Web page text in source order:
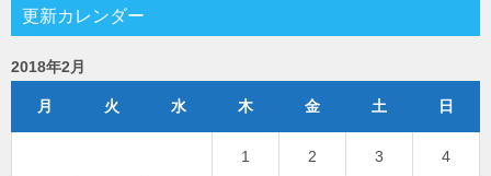
更新カレンダー
2018年2月
月 火 水 木 金 土 日
1 2 3 4